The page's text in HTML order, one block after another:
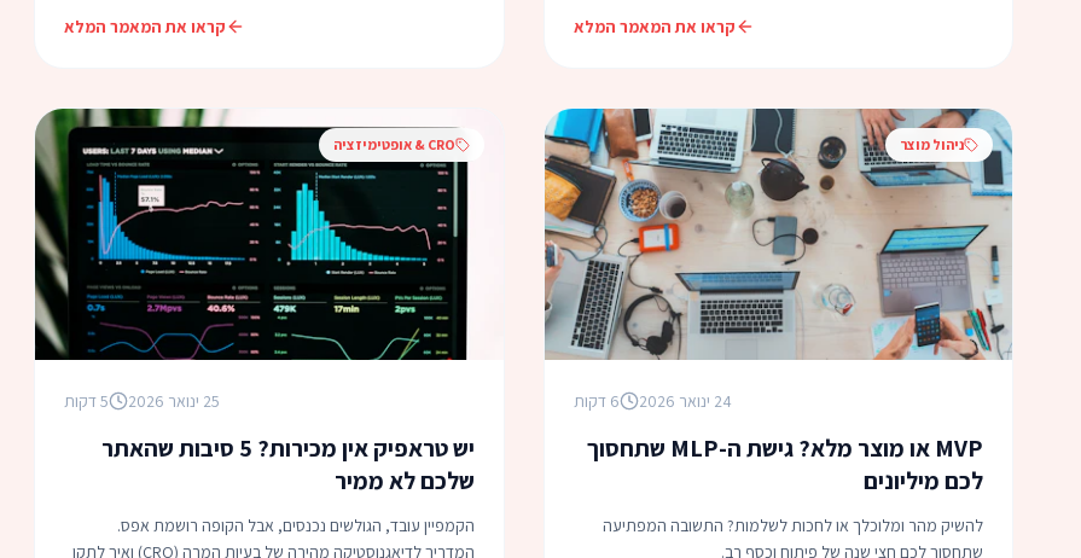
קראו את המאמר המלא קראו את המאמר המלא
ניהול מוצר
24 ינואר 2026 6 דקות
MVP או מוצר מלא? גישת ה-MLP שתחסוך
לכם מיליונים
להשיק מהר ומלוכלך או לחכות לשלמות? התשובה המפתיעה
שתחסוך לכם חצי שנה של פיתוח וכסף רב.
CRO & אופטימיזציה
25 ינואר 2026 5 דקות
יש טראפיק אין מכירות? 5 סיבות שהאתר
שלכם לא ממיר
הקמפיין עובד, הגולשים נכנסים, אבל הקופה רושמת אפס.
המדריך לדיאגנוסטיקה מהירה של בעיות המרה (CRO) ואיך לתקן